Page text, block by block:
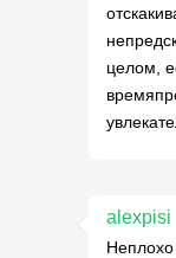
целом,
alexpisi
Неплохо